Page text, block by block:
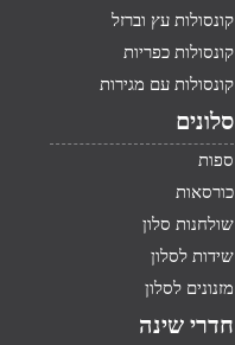
קונסולות עץ וברזל
קונסולות כפריות
קונסולות עם מגירות
סלונים
ספות
כורסאות
שולחנות סלון
שידות לסלון
מזנונים לסלון
חדרי שינה